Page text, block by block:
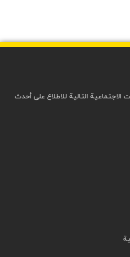
التالية للاطلاع على أحدث